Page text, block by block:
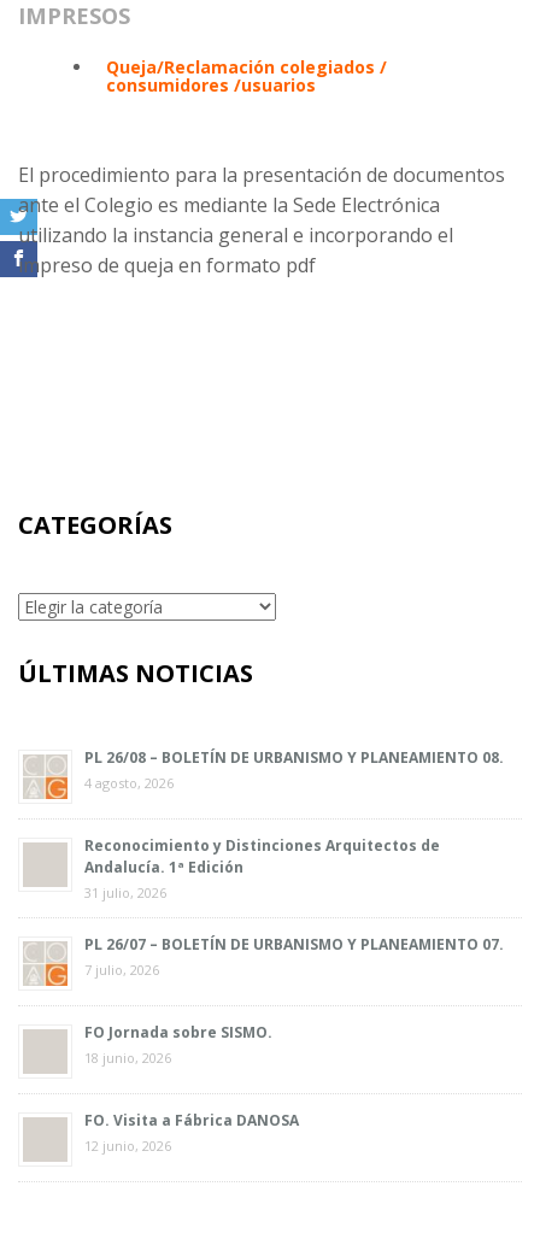
IMPRESOS
Queja/Reclamación colegiados /
consumidores /usuarios
El procedimiento para la presentación de documentos
ante el Colegio es mediante la Sede Electrónica
utilizando la instancia general e incorporando el
impreso de queja en formato pdf
CATEGORÍAS
Categorías
ÚLTIMAS NOTICIAS
PL 26/08 – BOLETÍN DE URBANISMO Y PLANEAMIENTO 08.
4 agosto, 2026
Reconocimiento y Distinciones Arquitectos de
Andalucía. 1ª Edición
31 julio, 2026
PL 26/07 – BOLETÍN DE URBANISMO Y PLANEAMIENTO 07.
7 julio, 2026
FO Jornada sobre SISMO.
18 junio, 2026
FO. Visita a Fábrica DANOSA
12 junio, 2026